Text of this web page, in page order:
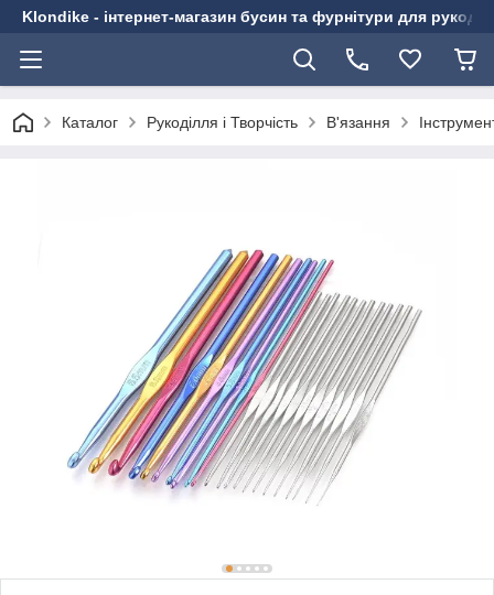
Klondike - інтернет-магазин бусин та фурнітури для
Каталог Рукоділля і Творчість В'язання